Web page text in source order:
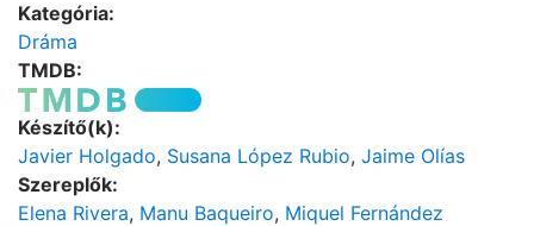
Kategória:
Dráma
TMDB:
Készítő(k):
Javier Holgado, Susana López Rubio, Jaime Olías
Szereplők:
Elena Rivera, Manu Baqueiro, Miquel Fernández